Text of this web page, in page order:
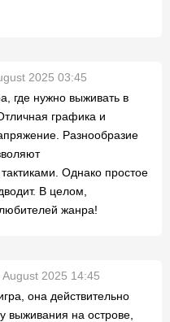
2025 03:45
где нужно выживать в
графика и
Разнообразие
Однако простое
В целом,
жанра!
August 2025 14:45
она действительно
выживания на острове,